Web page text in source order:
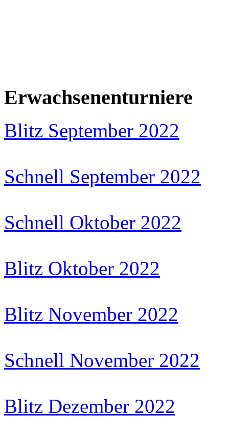
Erwachsenenturniere
Blitz September 2022
Schnell September 2022
Schnell Oktober 2022
Blitz Oktober 2022
Blitz November 2022
Schnell November 2022
Blitz Dezember 2022